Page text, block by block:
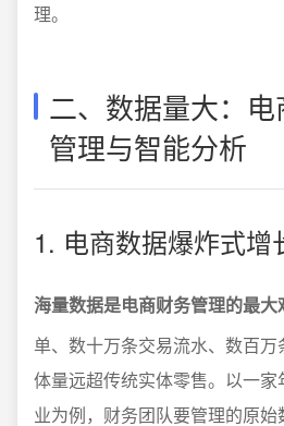
理。
二、数据量大：
管理与智能分析
1. 电商数据爆炸式增
海量数据是电商财务管理的最大
单、数十万条交易流水、数百
体量远超传统实体零售。以一
业为例，财务团队要管理的原始